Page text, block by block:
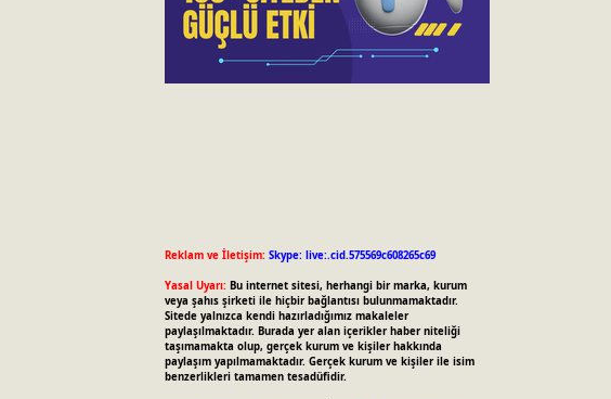
Reklam ve İletişim: Skype: live:.cid.575569c608265c69
Yasal Uyarı: Bu internet sitesi, herhangi bir marka, kurum
veya şahıs şirketi ile hiçbir bağlantısı bulunmamaktadır.
Sitede yalnızca kendi hazırladığımız makaleler
paylaşılmaktadır. Burada yer alan içerikler haber niteliği
taşımamakta olup, gerçek kurum ve kişiler hakkında
paylaşım yapılmamaktadır. Gerçek kurum ve kişiler ile isim
benzerlikleri tamamen tesadüfidir.